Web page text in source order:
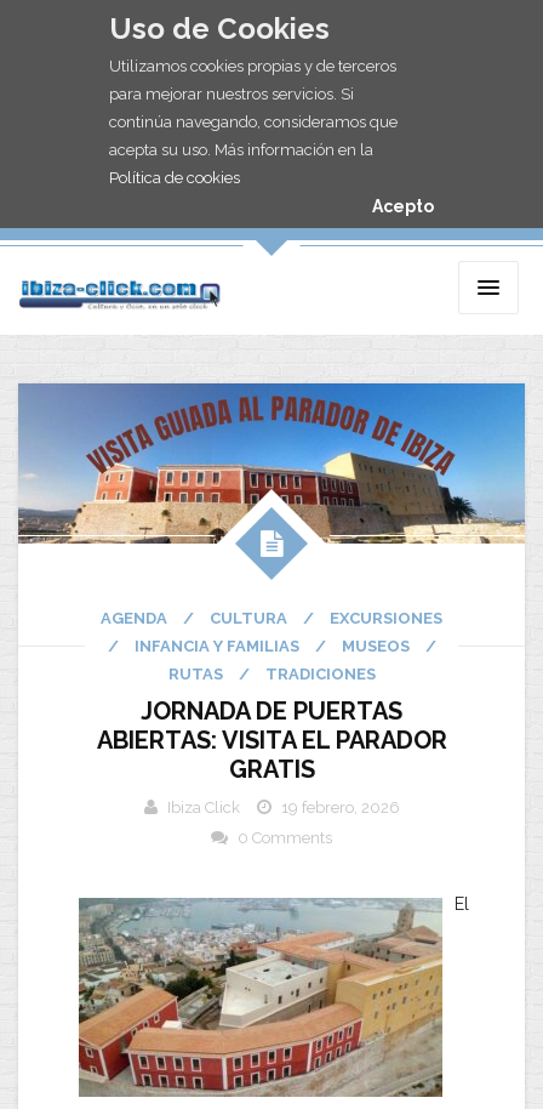
Uso de Cookies
Utilizamos cookies propias y de terceros
para mejorar nuestros servicios. Si
continúa navegando, consideramos que
acepta su uso. Más información en la
Política de cookies
Acepto
AGENDA / CULTURA /
EXCURSIONES
/
INFANCIA Y FAMILIAS / MUSEOS
/
RUTAS
/ TRADICIONES
JORNADA DE PUERTAS
ABIERTAS: VISITA EL PARADOR
GRATIS
Ibiza Click
19 febrero, 2026
0 Comments
El